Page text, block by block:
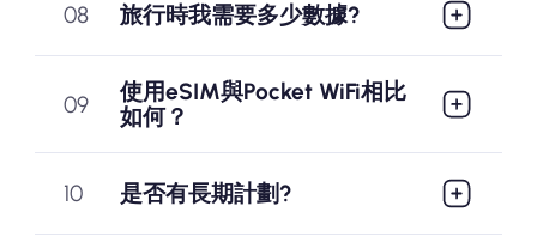
08 旅行時我需要多少數據?
09
使用eSIM與Pocket WiFi相比
如何？
10 是否有長期計劃?